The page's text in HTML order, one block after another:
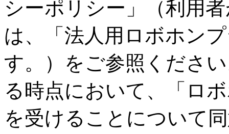
シーポリシー」（利用
は、「法人用ロボホン
す。）をご参照くださ
る時点において、「ロ
を受けることについて